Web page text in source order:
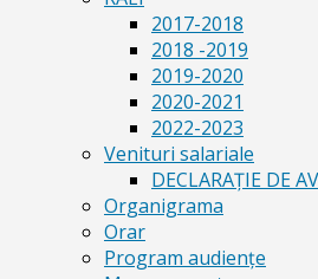
2017-2018
2018 -2019
2019-2020
2020-2021
2022-2023
Venituri salariale
DECLARAŢIE DE
Organigrama
Orar
Program audiențe